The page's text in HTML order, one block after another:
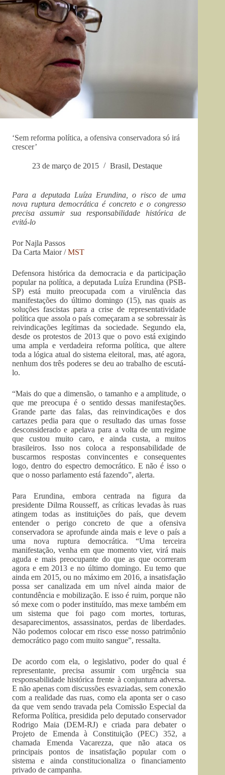
‘Sem reforma política, a ofensiva conservadora só irá
crescer’
23 de março de 2015 Brasil, Destaque
Para a deputada Luíza Erundina, o risco de uma
nova ruptura democrática é concreto e o congresso
precisa assumir sua responsabilidade histórica de
evitá-lo
Por Najla Passos
Da Carta Maior /MST
Defensora histórica da democracia e da participação
popular na política, a deputada Luíza Erundina (PSB-
SP) está muito preocupada com a virulência das
manifestações do último domingo (15), nas quais as
soluções fascistas para a crise de representatividade
política que assola o país começaram a se sobressair às
reivindicações legítimas da sociedade. Segundo ela,
desde os protestos de 2013 que o povo está exigindo
uma ampla e verdadeira reforma política, que altere
toda a lógica atual do sistema eleitoral, mas, até agora,
nenhum dos três poderes se deu ao trabalho de escutá-
lo.
“Mais do que a dimensão, o tamanho e a amplitude, o
que me preocupa é o sentido dessas manifestações.
Grande parte das falas, das reinvindicações e dos
cartazes pedia para que o resultado das urnas fosse
desconsiderado e apelava para a volta de um regime
que custou muito caro, e ainda custa, a muitos
brasileiros. Isso nos coloca a responsabilidade de
buscarmos respostas convincentes e consequentes
logo, dentro do espectro democrático. E não é isso o
que o nosso parlamento está fazendo”, alerta.
Para Erundina, embora centrada na figura da
presidente Dilma Rousseff, as críticas levadas às ruas
atingem todas as instituições do país, que devem
entender o perigo concreto de que a ofensiva
conservadora se aprofunde ainda mais e leve o país a
uma nova ruptura democrática. “Uma terceira
manifestação, venha em que momento vier, virá mais
aguda e mais preocupante do que as que ocorreram
agora e em 2013 e no último domingo. Eu temo que
ainda em 2015, ou no máximo em 2016, a insatisfação
possa ser canalizada em um nível ainda maior de
contundência e mobilização. E isso é ruim, porque não
só mexe com o poder instituído, mas mexe também em
um sistema que foi pago com mortes, torturas,
desaparecimentos, assassinatos, perdas de liberdades.
Não podemos colocar em risco esse nosso patrimônio
democrático pago com muito sangue”, ressalta.
De acordo com ela, o legislativo, poder do qual é
representante, precisa assumir com urgência sua
responsabilidade histórica frente à conjuntura adversa.
E não apenas com discussões esvaziadas, sem conexão
com a realidade das ruas, como ela aponta ser o caso
da que vem sendo travada pela Comissão Especial da
Reforma Política, presidida pelo deputado conservador
Rodrigo Maia (DEM-RJ) e criada para debater o
Projeto de Emenda à Constituição (PEC) 352, a
chamada Emenda Vacarezza, que não ataca os
principais pontos de insatisfação popular com o
sistema e ainda constitucionaliza o financiamento
privado de campanha.